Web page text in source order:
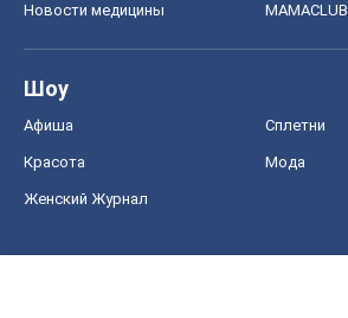
Новости медицины MAMACLUB
Шоу
Афиша Сплетни
Красота Мода
Женский Журнал